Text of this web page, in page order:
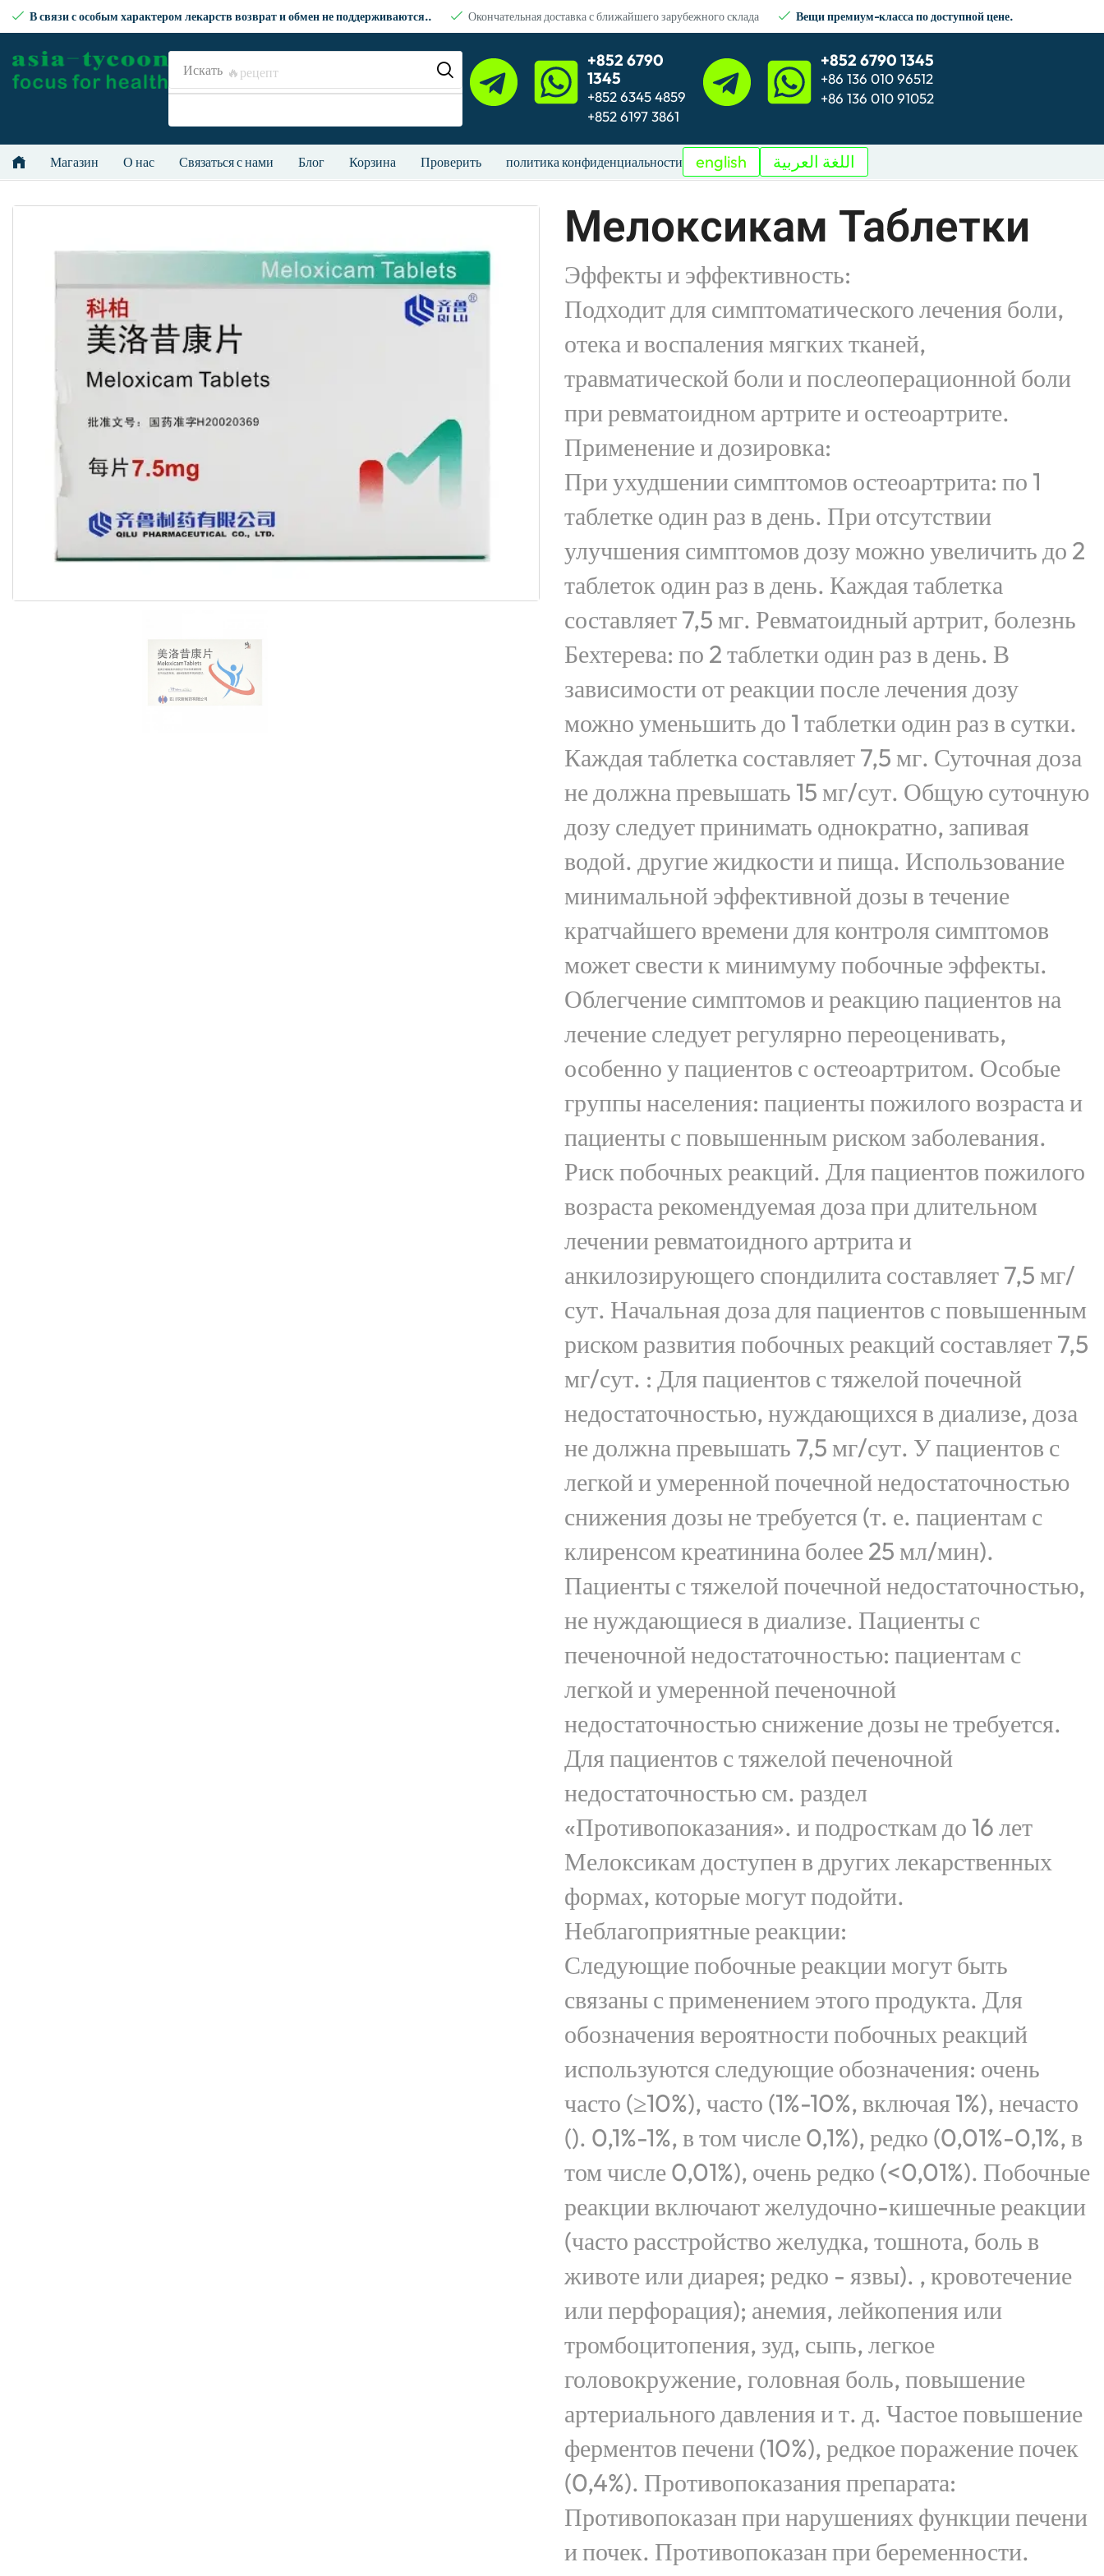
В связи с особым характером лекарств возврат и обмен не поддерживаются.. Окончательная доставка с ближайшего зарубежного склада Вещи премиум-класса по доступной цене.
Искать 🔥рецепт
+852 6790
1345
+852 6345 4859
+852 6197 3861
+852 6790 1345
+86 136 010 96512
+86 136 010 91052
Магазин О нас Связаться с нами Блог Корзина Проверить политика конфиденциальности english اللغة العربية
Мелоксикам Таблетки
Эффекты и эффективность:
Подходит для симптоматического лечения боли,
отека и воспаления мягких тканей,
травматической боли и послеоперационной боли
при ревматоидном артрите и остеоартрите.
Применение и дозировка:
При ухудшении симптомов остеоартрита: по 1
таблетке один раз в день. При отсутствии
улучшения симптомов дозу можно увеличить до 2
таблеток один раз в день. Каждая таблетка
составляет 7,5 мг. Ревматоидный артрит, болезнь
Бехтерева: по 2 таблетки один раз в день. В
зависимости от реакции после лечения дозу
можно уменьшить до 1 таблетки один раз в сутки.
Каждая таблетка составляет 7,5 мг. Суточная доза
не должна превышать 15 мг/сут. Общую суточную
дозу следует принимать однократно, запивая
водой. другие жидкости и пища. Использование
минимальной эффективной дозы в течение
кратчайшего времени для контроля симптомов
может свести к минимуму побочные эффекты.
Облегчение симптомов и реакцию пациентов на
лечение следует регулярно переоценивать,
особенно у пациентов с остеоартритом. Особые
группы населения: пациенты пожилого возраста и
пациенты с повышенным риском заболевания.
Риск побочных реакций. Для пациентов пожилого
возраста рекомендуемая доза при длительном
лечении ревматоидного артрита и
анкилозирующего спондилита составляет 7,5 мг/
сут. Начальная доза для пациентов с повышенным
риском развития побочных реакций составляет 7,5
мг/сут. : Для пациентов с тяжелой почечной
недостаточностью, нуждающихся в диализе, доза
не должна превышать 7,5 мг/сут. У пациентов с
легкой и умеренной почечной недостаточностью
снижения дозы не требуется (т. е. пациентам с
клиренсом креатинина более 25 мл/мин).
Пациенты с тяжелой почечной недостаточностью,
не нуждающиеся в диализе. Пациенты с
печеночной недостаточностью: пациентам с
легкой и умеренной печеночной
недостаточностью снижение дозы не требуется.
Для пациентов с тяжелой печеночной
недостаточностью см. раздел
«Противопоказания». и подросткам до 16 лет
Мелоксикам доступен в других лекарственных
формах, которые могут подойти.
Неблагоприятные реакции:
Следующие побочные реакции могут быть
связаны с применением этого продукта. Для
обозначения вероятности побочных реакций
используются следующие обозначения: очень
часто (≥10%), часто (1%-10%, включая 1%), нечасто
(). 0,1%-1%, в том числе 0,1%), редко (0,01%-0,1%, в
том числе 0,01%), очень редко (<0,01%). Побочные
реакции включают желудочно-кишечные реакции
(часто расстройство желудка, тошнота, боль в
животе или диарея; редко - язвы). , кровотечение
или перфорация); анемия, лейкопения или
тромбоцитопения, зуд, сыпь, легкое
головокружение, головная боль, повышение
артериального давления и т. д. Частое повышение
ферментов печени (10%), редкое поражение почек
(0,4%). Противопоказания препарата:
Противопоказан при нарушениях функции печени
и почек. Противопоказан при беременности.